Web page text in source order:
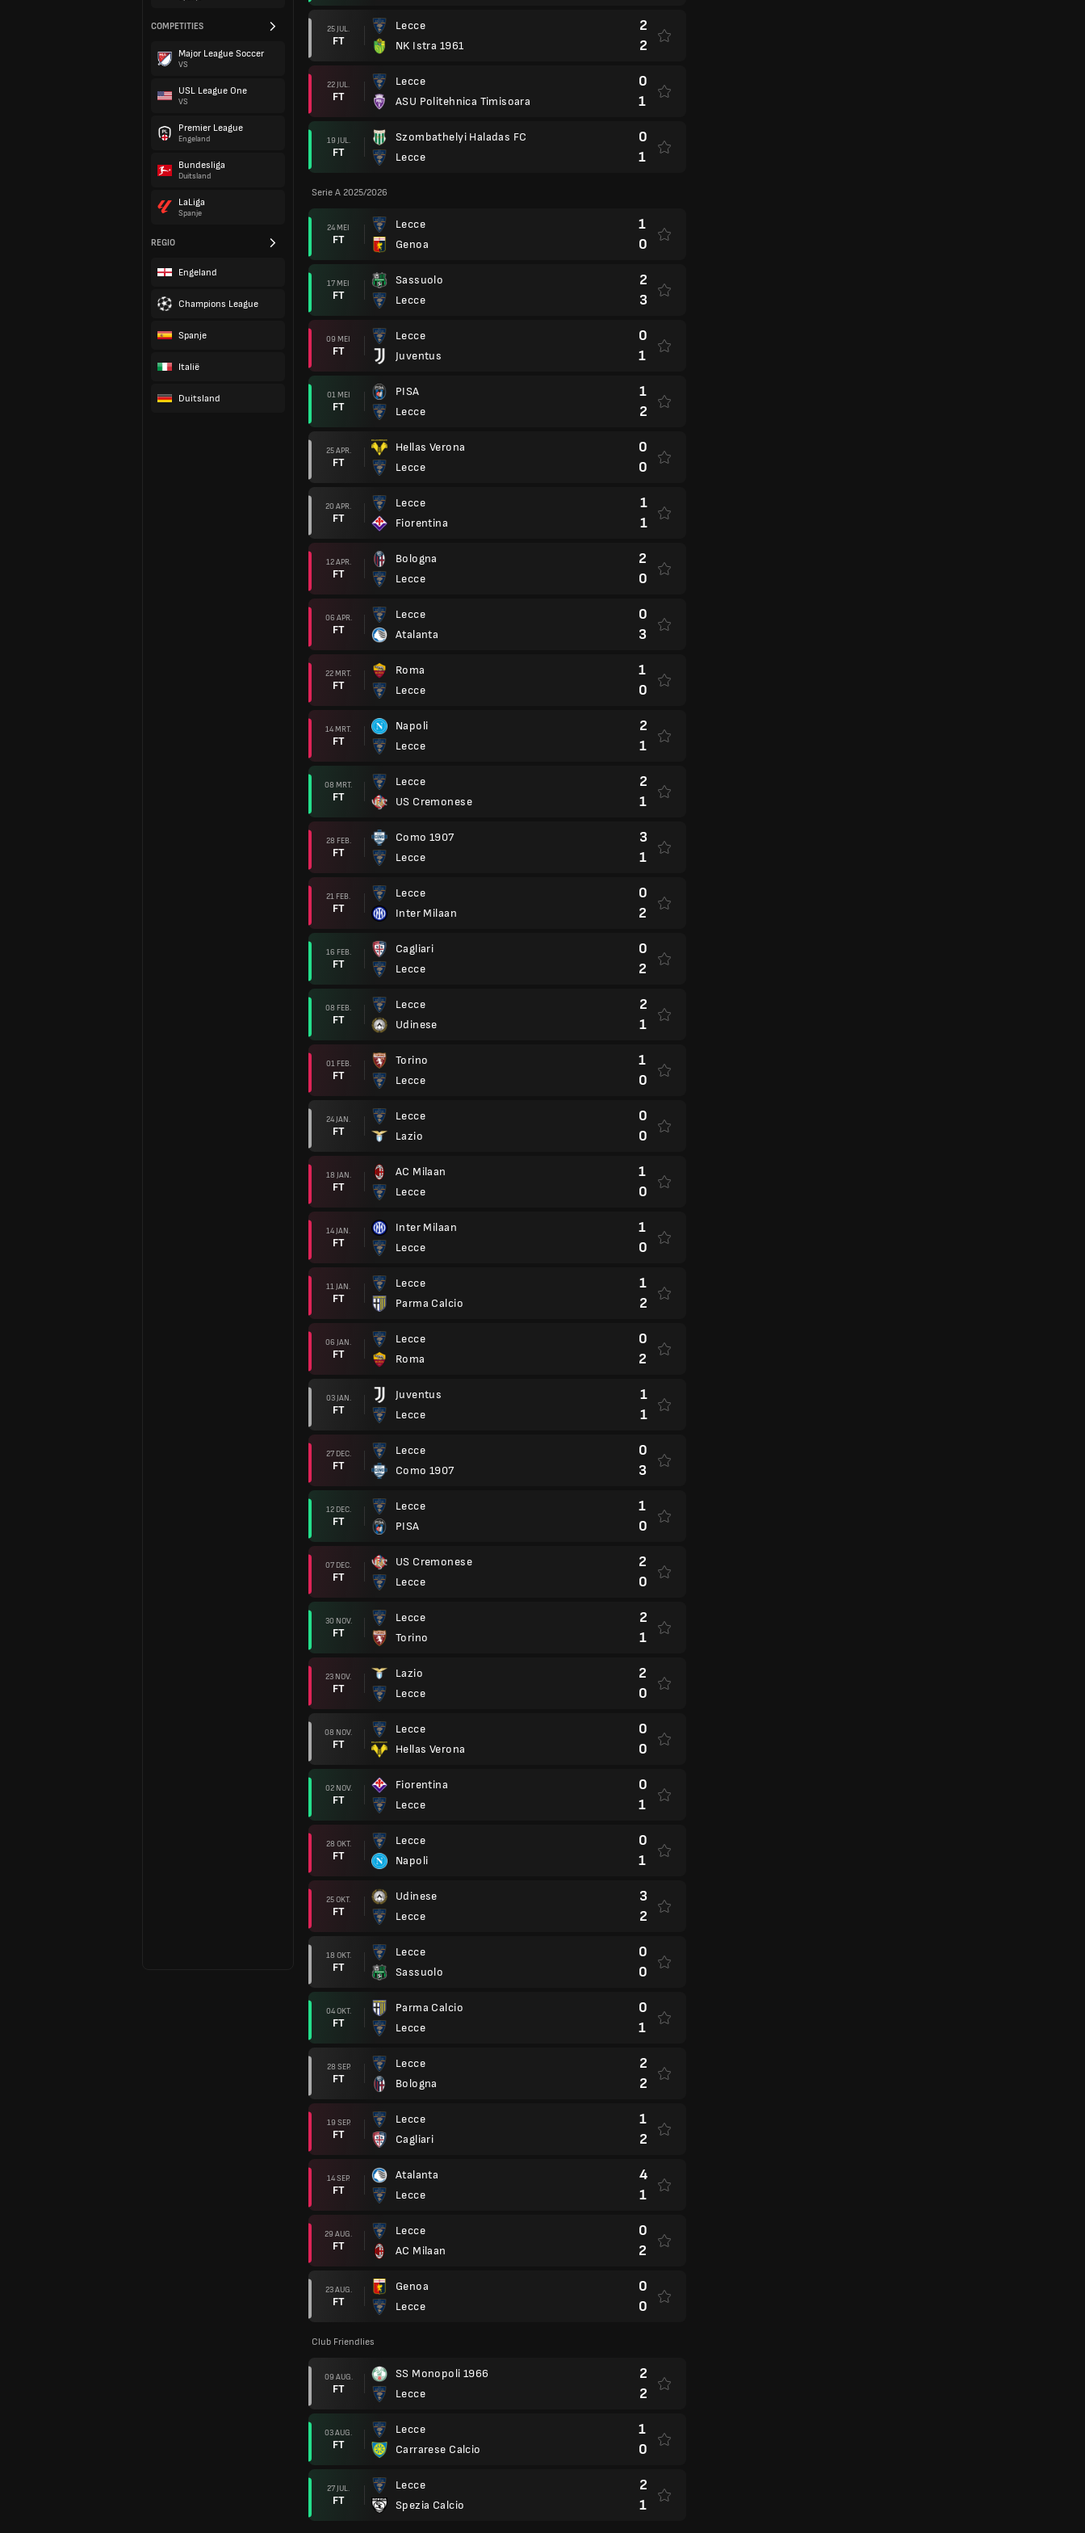
COMPETITIES
Major League Soccer
VS
USL League One
VS
Premier League
Engeland
Bundesliga
Duitsland
LaLiga
Spanje
REGIO
Engeland
Champions League
Spanje
Italië
Duitsland
25 JUL.
FT
Lecce
NK Istra 1961
2
2
22 JUL.
FT
Lecce
ASU Politehnica Timisoara
0
1
19 JUL.
FT
Szombathelyi Haladas FC
Lecce
0
1
Serie A 2025/2026
24 MEI
FT
Lecce
Genoa
1
0
17 MEI
FT
Sassuolo
Lecce
2
3
09 MEI
FT
Lecce
Juventus
0
1
01 MEI
FT
PISA
Lecce
1
2
25 APR.
FT
Hellas Verona
Lecce
0
0
20 APR.
FT
Lecce
Fiorentina
1
1
12 APR.
FT
Bologna
Lecce
2
0
06 APR.
FT
Lecce
Atalanta
0
3
22 MRT.
FT
Roma
Lecce
1
0
14 MRT.
FT
Napoli
Lecce
2
1
08 MRT.
FT
Lecce
US Cremonese
2
1
28 FEB.
FT
Como 1907
Lecce
3
1
21 FEB.
FT
Lecce
Inter Milaan
0
2
16 FEB.
FT
Cagliari
Lecce
0
2
08 FEB.
FT
Lecce
Udinese
2
1
01 FEB.
FT
Torino
Lecce
1
0
24 JAN.
FT
Lecce
Lazio
0
0
18 JAN.
FT
AC Milaan
Lecce
1
0
14 JAN.
FT
Inter Milaan
Lecce
1
0
11 JAN.
FT
Lecce
Parma Calcio
1
2
06 JAN.
FT
Lecce
Roma
0
2
03 JAN.
FT
Juventus
Lecce
1
1
27 DEC.
FT
Lecce
Como 1907
0
3
12 DEC.
FT
Lecce
PISA
1
0
07 DEC.
FT
US Cremonese
Lecce
2
0
30 NOV.
FT
Lecce
Torino
2
1
23 NOV.
FT
Lazio
Lecce
2
0
08 NOV.
FT
Lecce
Hellas Verona
0
0
02 NOV.
FT
Fiorentina
Lecce
0
1
28 OKT.
FT
Lecce
Napoli
0
1
25 OKT.
FT
Udinese
Lecce
3
2
18 OKT.
FT
Lecce
Sassuolo
0
0
04 OKT.
FT
Parma Calcio
Lecce
0
1
28 SEP.
FT
Lecce
Bologna
2
2
19 SEP.
FT
Lecce
Cagliari
1
2
14 SEP.
FT
Atalanta
Lecce
4
1
29 AUG.
FT
Lecce
AC Milaan
0
2
23 AUG.
FT
Genoa
Lecce
0
0
Club Friendlies
09 AUG.
FT
SS Monopoli 1966
Lecce
2
2
03 AUG.
FT
Lecce
Carrarese Calcio
1
0
27 JUL.
FT
Lecce
Spezia Calcio
2
1